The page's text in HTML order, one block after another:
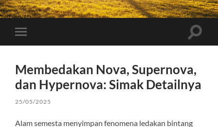
PGSI
JAMBI
Toggle
mobile
Toggle
Membedakan Nova, Supernova,
dan Hypernova: Simak Detailnya
25/05/2025
Alam semesta menyimpan fenomena ledakan bintang